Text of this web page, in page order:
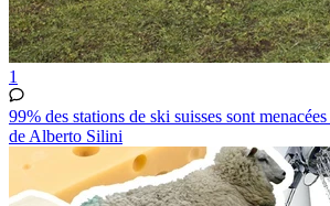
1
99% des stations de ski suisses sont
de Alberto Silini